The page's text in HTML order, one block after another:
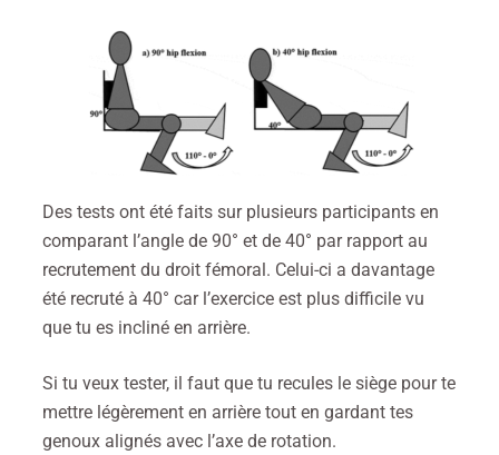
Des tests ont été faits sur plusieurs participants en
comparant l’angle de 90° et de 40° par rapport au
recrutement du droit fémoral. Celui-ci a davantage
été recruté à 40° car l’exercice est plus difficile vu
que tu es incliné en arrière.
Si tu veux tester, il faut que tu recules le siège pour te
mettre légèrement en arrière tout en gardant tes
genoux alignés avec l’axe de rotation.